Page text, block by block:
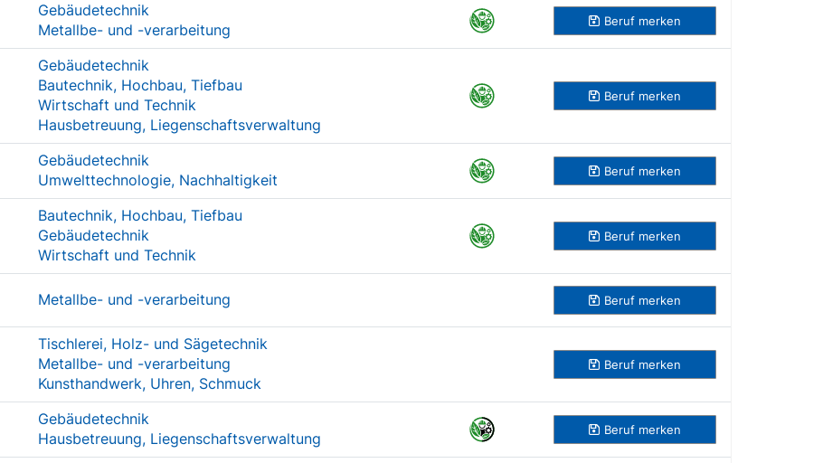
Gebäudetechnik
Metallbe- und -verarbeitung
Beruf merken
Gebäudetechnik
Bautechnik, Hochbau, Tiefbau
Wirtschaft und Technik
Hausbetreuung, Liegenschaftsverwaltung
Beruf merken
Gebäudetechnik
Umwelttechnologie, Nachhaltigkeit
Beruf merken
Bautechnik, Hochbau, Tiefbau
Gebäudetechnik
Wirtschaft und Technik
Beruf merken
Metallbe- und -verarbeitung Beruf merken
Tischlerei, Holz- und Sägetechnik
Metallbe- und -verarbeitung
Kunsthandwerk, Uhren, Schmuck
Beruf merken
Gebäudetechnik
Hausbetreuung, Liegenschaftsverwaltung
Beruf merken